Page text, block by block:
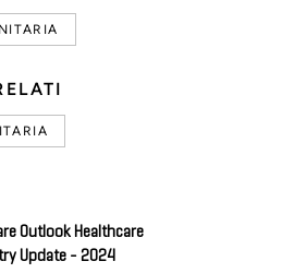
Outlook Healthcare
Update - 2024